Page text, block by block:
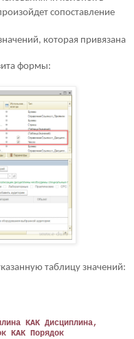
сопоставление
которая привязана
формы:
таблицу значений:
КАК Дисциплина,
КАК Порядок